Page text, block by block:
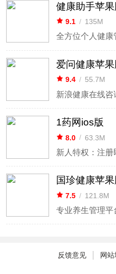
健康助手苹果
9.1 / 135M
爱问健康苹果
9.4 / 55.7M
新浪健康在线
1药网ios版
8.0 / 63.3M
新人特权：注
国珍健康苹果
7.5 / 121.8M
反馈意见 网站